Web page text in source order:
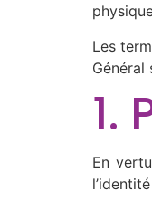
Les
Général
1.
En